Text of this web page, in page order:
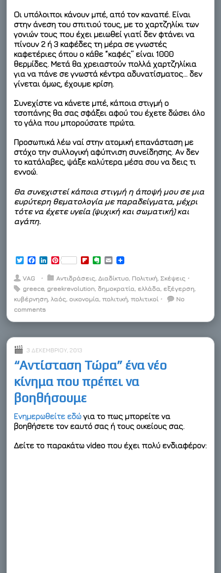
Οι υπόλοιποι κάνουν μπέ, από τον καναπέ. Είναι
στην άνεση του σπιτιού τους, με το χαρτζηλίκι των
γονιών τους που έχει μειωθεί γιατί δεν φτάνει να
πίνουν 2 ή 3 καφέδες τη μέρα σε γνωστές
καφετέριες όπου ο κάθε “καφές” είναι 1000
θερμίδες. Μετά θα χρειαστούν πολλά χαρτζηλίκια
για να πάνε σε γνωστά κέντρα αδυνατίσματος… δεν
γίνεται όμως, έχουμε κρίση.
Συνεχίστε να κάνετε μπέ, κάποια στιγμή ο
τσοπάνης θα σας σφάξει αφού του έχετε δώσει όλο
το γάλα που μπορούσατε πρώτα.
Προσωπικά λέωναί στην ατομική επανάσταση με
στόχο την συλλογική αφύπνιση συνείδησης. Αν δεν
το κατάλαβες, ψάξε καλύτερα μέσα σου να δεις τι
εννοώ.
Θα συνεχιστεί κάποια στιγμή η άποψή μου σε μια
ευρύτερη θεματολογία με παραδείγματα, μέχρι
τότε να έχετε υγεία (ψυχική και σωματική) και
αγάπη.
T
i
t
e
r
F
b
o
o
L
n
e
d
P
n
t
e
r
t
F
i
b
o
d
e
n
o
E
a
l
VAG ⋅ Αντιδράσεις,Διαδίκτυο, Πολιτική,Σκέψεις ⋅
greece, greekrevolution, δημοκρατία, ελλάδα, εξέγερση,
κυβέρνηση,λαός, οικονομία,πολιτική,πολιτικοί ⋅
No
comments
3 ΔΕΚΕΜΒΡΊΟΥ, 2013
“Αντίσταση Τώρα” ένα νέο
κίνημα που πρέπει να
βοηθήσουμε
Ενημερωθείτε εδώ για το πως μπορείτε να
βοηθήσετε τον εαυτό σας ή τους οικείους σας.
Δείτε το παρακάτω video που έχει πολύ ενδιαφέρον: